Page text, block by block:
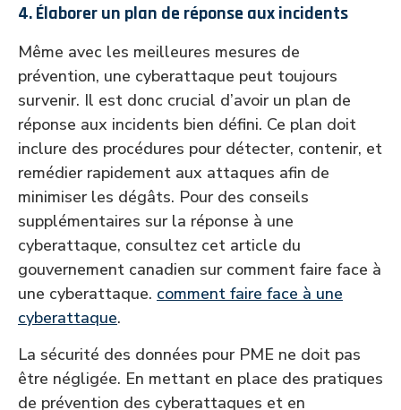
4. Élaborer un plan de réponse aux incidents
Même avec les meilleures mesures de
prévention, une cyberattaque peut toujours
survenir. Il est donc crucial d’avoir un plan de
réponse aux incidents bien défini. Ce plan doit
inclure des procédures pour détecter, contenir, et
remédier rapidement aux attaques afin de
minimiser les dégâts. Pour des conseils
supplémentaires sur la réponse à une
cyberattaque, consultez cet article du
gouvernement canadien sur comment faire face à
une cyberattaque. comment faire face à une
cyberattaque.
La sécurité des données pour PME ne doit pas
être négligée. En mettant en place des pratiques
de prévention des cyberattaques et en